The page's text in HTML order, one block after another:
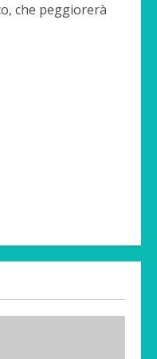
che peggiorerà